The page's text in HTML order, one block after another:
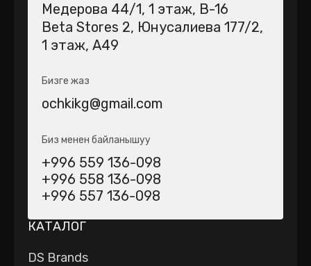
Медерова 44/1​, 1 этаж, В-16
Beta Stores 2​, Юнусалиева 177/2,
1 этаж, А49
Бизге жаз
ochkikg@gmail.com
Биз менен байланышуу
+996 559 136-098
+996 558 136-098
+996 557 136-098
КАТАЛОГ
DS Brands